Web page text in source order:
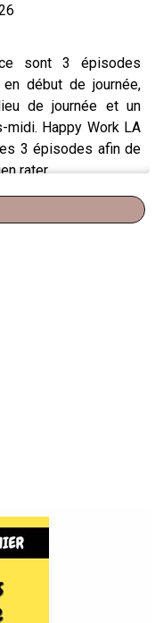
sont 3 épisodes
début de journée,
de journée et un
Happy Work LA
3 épisodes afin de
rater.
HAPPY MOI –
être au quotidien: